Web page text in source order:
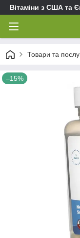
Вітаміни з США та
Товари та
–15%